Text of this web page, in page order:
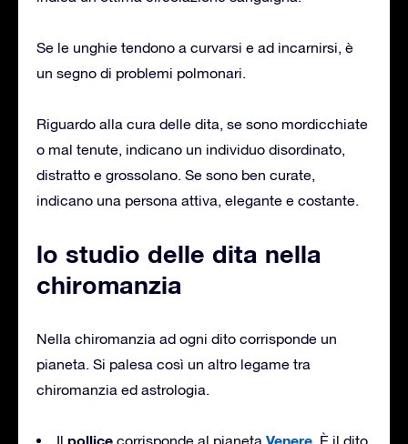
Se le unghie tendono a curvarsi e ad incarnirsi, è
un segno di problemi polmonari.
Riguardo alla cura delle dita, se sono mordicchiate
o mal tenute, indicano un individuo disordinato,
distratto e grossolano. Se sono ben curate,
indicano una persona attiva, elegante e costante.
lo studio delle dita nella
chiromanzia
Nella chiromanzia ad ogni dito corrisponde un
pianeta. Si palesa così un altro legame tra
chiromanzia ed astrologia.
Il pollice corrisponde al pianeta Venere. È il dito